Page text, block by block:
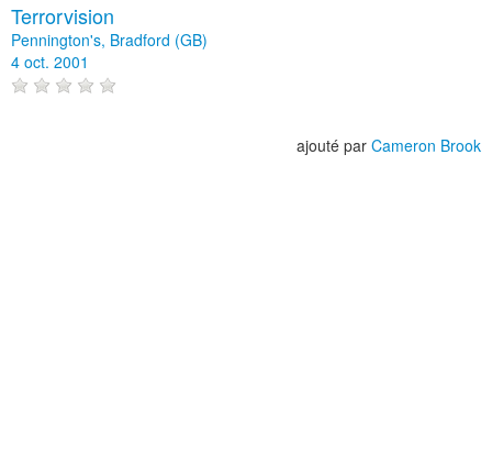
Terrorvision
Pennington's, Bradford (GB)
4 oct. 2001
ajouté par Cameron Brook